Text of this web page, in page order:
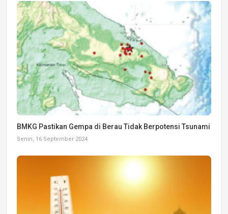
BMKG Pastikan Gempa di Berau Tidak Berpotensi Tsunami
Senin, 16 September 2024